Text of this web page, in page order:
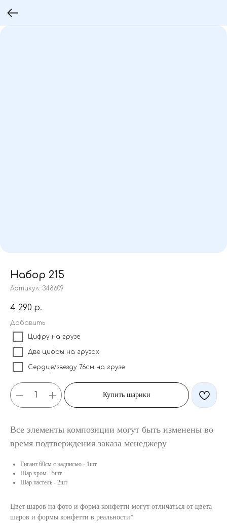
Набор 215
Артикул: 348609
4 290 р.
Добавить
Цифру на грузе
Две цифры на грузах
Сердце/звезду 76см на грузе
Купить шарики
Все элементы композиции могут быть изменены во
время подтверждения заказа менеджеру
Гигант 60см с надписью - 1шт
Шар хром - 5шт
Шар пастель - 2шт
Цвет шаров на фото и форма конфетти могут отличаться от цвета
шаров и формы конфетти в реальности*